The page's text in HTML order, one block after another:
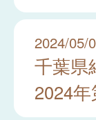
2024/05/
千葉県
2024